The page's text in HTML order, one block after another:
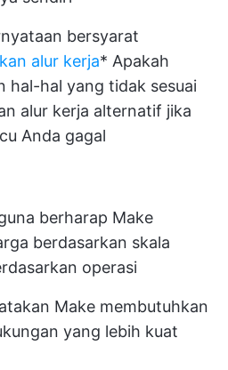
bersyarat
alur kerja* Apakah
hal-hal yang tidak sesuai
alur kerja alternatif jika
Anda gagal
berharap Make
berdasarkan skala
operasi
Make membutuhkan
yang lebih kuat